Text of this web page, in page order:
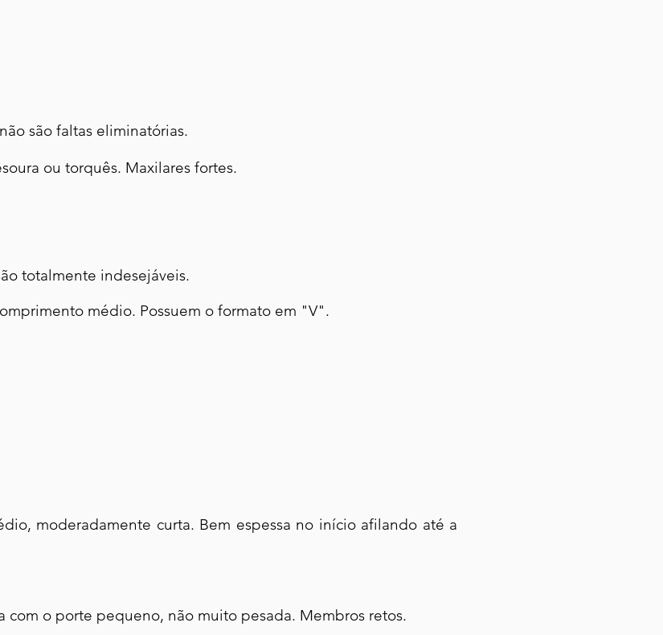
são faltas eliminatórias.
ou torquês. Maxilares fortes.
totalmente indesejáveis.
médio. Possuem o formato em "V".
moderadamente curta. Bem espessa no início afilando até a
com o porte pequeno, não muito pesada. Membros retos.